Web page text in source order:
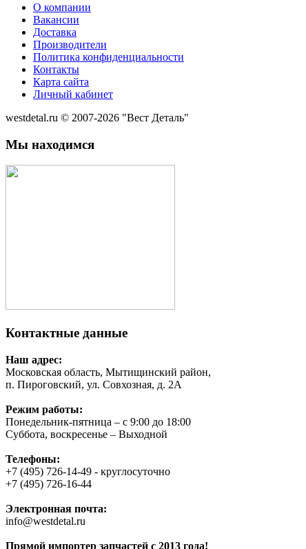
О компании
Вакансии
Доставка
Производители
Политика конфиденциальности
Контакты
Карта сайта
Личный кабинет
westdetal.ru © 2007-2026 "Вест Деталь"
Мы находимся
Контактные данные
Наш адрес:
Московская область, Мытищинский район,
п. Пироговский, ул. Совхозная, д. 2А
Режим работы:
Понедельник-пятница – с 9:00 до 18:00
Суббота, воскресенье – Выходной
Телефоны:
+7 (495) 726-14-49 - круглосуточно
+7 (495) 726-16-44
Электронная почта:
info@westdetal.ru
Прямой импортер запчастей с 2013 года!